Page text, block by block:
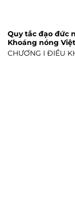
Quy tắc đạo đức
Khoáng nóng
CHƯƠNG I ĐIỀU